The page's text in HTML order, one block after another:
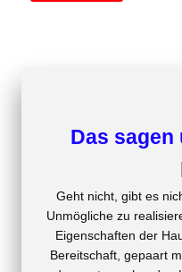
Das sagen
Geht nicht, gibt es
Unmögliche zu
Eigenschaften der
Bereitschaft, gepaart